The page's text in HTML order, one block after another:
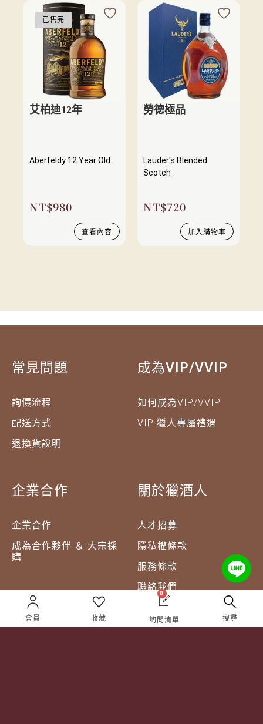
已售完
艾柏迪12年
Aberfeldy 12 Year Old
NT$980
查看內容
勞德極品
Lauder's Blended
Scotch
NT$720
加入購物車
常見問題
詢價流程
配送方式
退換貨說明
成為VIP/VVIP
如何成為VIP/VVIP
VIP 獵人專屬禮遇
企業合作
企業合作
成為合作夥伴 ＆ 大宗採
購
關於獵酒人
人才招募
隱私權條款
服務條款
聯絡我們
會員 收藏
0
詢問清單 搜尋